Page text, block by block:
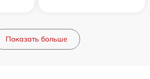
Показать больше